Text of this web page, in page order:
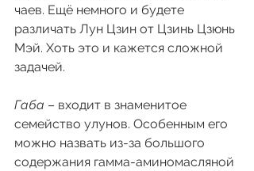
чаев. Ещё немного и будете
различать Лун Цзин от Цзинь Цзюнь
Мэй. Хоть это и кажется сложной
задачей.
Габа – входит в знаменитое
семейство улунов. Особенным его
можно назвать из-за большого
содержания гамма-аминомасляной